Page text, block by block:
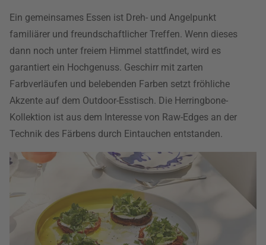
Ein gemeinsames Essen ist Dreh- und Angelpunkt
familiärer und freundschaftlicher Treffen. Wenn dieses
dann noch unter freiem Himmel stattfindet, wird es
garantiert ein Hochgenuss. Geschirr mit zarten
Farbverläufen und belebenden Farben setzt fröhliche
Akzente auf dem Outdoor-Esstisch. Die Herringbone-
Kollektion ist aus dem Interesse von Raw-Edges an der
Technik des Färbens durch Eintauchen entstanden.